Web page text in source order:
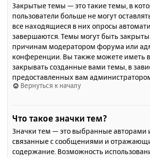
Закрытые темы — это такие темы, в
пользователи больше не могут
все находящиеся в них опросы
завершаются. Темы могут быть
причинам модератором форума или
конференции. Вы также можете иметь
закрывать созданные вами темы, в
предоставленных вам
Вернуться к началу
Что такое значки тем?
Значки тем — это выбранные авторами
связанные с сообщениями и
содержание. Возможность